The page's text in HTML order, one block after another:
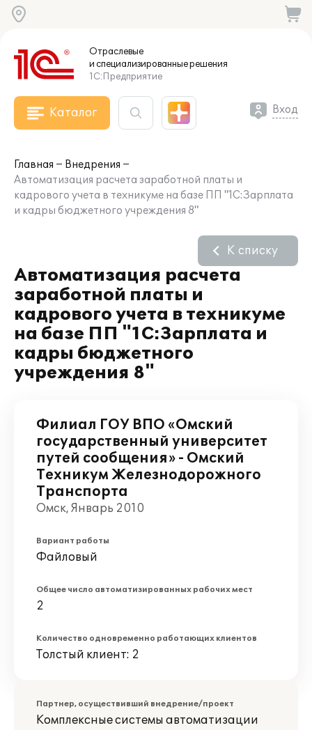
Отраслевые
и специализированныерешения
1С:Предприятие
Каталог Вход
Главная
Внедрения
Автоматизация расчета заработной платы и
кадрового учета в техникуме на базе ПП "1С:Зарплата
и кадры бюджетного учреждения 8"
Автоматизация расчета
заработной платы и
кадрового учета в техникуме
на базе ПП "1С:Зарплата и
кадры бюджетного
учреждения 8"
К списку
Филиал ГОУ ВПО «Омский
государственный университет
путей сообщения» - Омский
Техникум Железнодорожного
Транспорта
Омск, Январь 2010
Вариант работы
Файловый
Общее число автоматизированных рабочих мест
2
Количество одновременно работающих клиентов
Толстый клиент: 2
Партнер, осуществивший внедрение/проект
Комплексные системы автоматизации